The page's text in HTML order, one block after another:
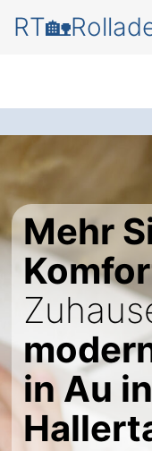
Mehr
in Au